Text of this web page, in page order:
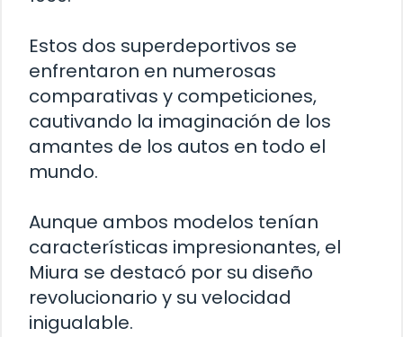
Estos dos superdeportivos se
enfrentaron en numerosas
comparativas y competiciones,
cautivando la imaginación de los
amantes de los autos en todo el
mundo.
Aunque ambos modelos tenían
características impresionantes, el
Miura se destacó por su diseño
revolucionario y su velocidad
inigualable.